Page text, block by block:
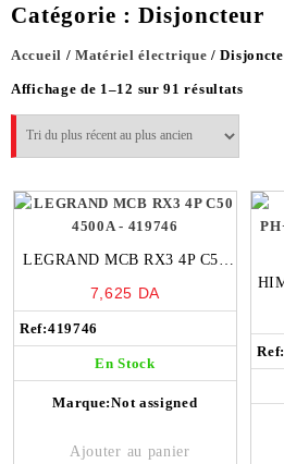
Catégorie : Disjoncteur
Accueil /Matériel électrique /
Affichage de 1–12 sur 91 résultats
LEGRAND MCB RX3 4P C50
7,625 DA
Ref:419746
En Stock
Marque:Not assigned
Ajouter au panier